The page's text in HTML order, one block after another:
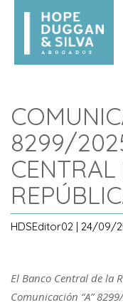
8299/
HDSEditor02 | 24/09/
El Banco Central de la
Comunicación “A”